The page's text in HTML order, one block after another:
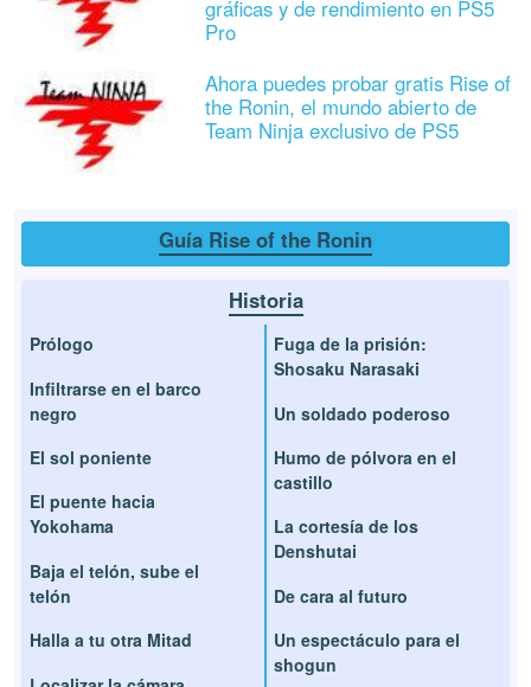
gráficas y de rendimiento en PS5
Pro
Ahora puedes probar gratis Rise of
the Ronin, el mundo abierto de
Team Ninja exclusivo de PS5
Guía Rise of the Ronin
Historia
Prólogo
Infiltrarse en el barco
negro
El sol poniente
El puente hacia
Yokohama
Baja el telón, sube el
telón
Halla a tu otra Mitad
Fuga de la prisión:
Shosaku Narasaki
Un soldado poderoso
Humo de pólvora en el
castillo
La cortesía de los
Denshutai
De cara al futuro
Un espectáculo para el
shogun